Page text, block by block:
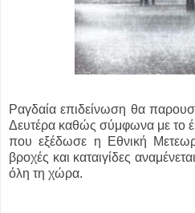
Ραγδαία επιδείνωση θα
Δευτέρα καθώς σύμφωνα με το
που εξέδωσε η Εθνική
βροχές και καταιγίδες
όλη τη χώρα.